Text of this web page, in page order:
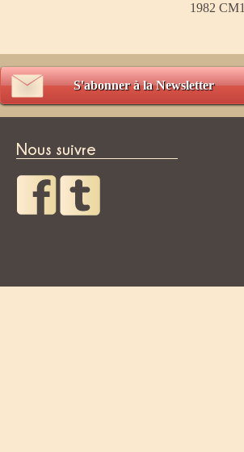
1982 CM1
S'abonner à la Newsletter
Nous suivre